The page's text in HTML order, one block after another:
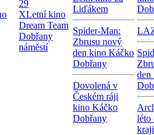
29
XLetní kino
Dream Team
Dobřany
náměstí
Liďákem
Spider-Man:
Zbrusu nový
den kino Káčko
Dobřany
Dovolená v
Českém ráji
kino Káčko
Dobřany
den
léto